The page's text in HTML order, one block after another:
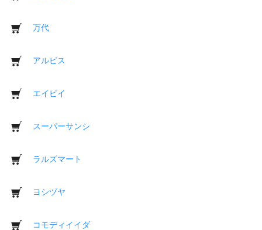
万代
アルビス
エイビイ
スーパーサンシ
ラルズマート
ヨシヅヤ
コモディイイダ